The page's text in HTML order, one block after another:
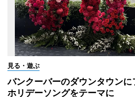
見る・遊ぶ
バンクーバーのダウンタウン
ホリデーソングをテーマに